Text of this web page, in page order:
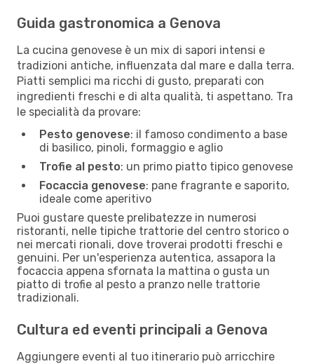
Guida gastronomica a Genova
La cucina genovese è un mix di sapori intensi e
tradizioni antiche, influenzata dal mare e dalla terra.
Piatti semplici ma ricchi di gusto, preparati con
ingredienti freschi e di alta qualità, ti aspettano. Tra
le specialità da provare:
Pesto genovese: il famoso condimento a base
di basilico, pinoli, formaggio e aglio
Trofie al pesto: un primo piatto tipico genovese
Focaccia genovese: pane fragrante e saporito,
ideale come aperitivo
Puoi gustare queste prelibatezze in numerosi
ristoranti, nelle tipiche trattorie del centro storico o
nei mercati rionali, dove troverai prodotti freschi e
genuini. Per un'esperienza autentica, assapora la
focaccia appena sfornata la mattina o gusta un
piatto di trofie al pesto a pranzo nelle trattorie
tradizionali.
Cultura ed eventi principali a Genova
Aggiungere eventi al tuo itinerario può arricchire